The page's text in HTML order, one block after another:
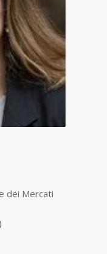
dei Mercati